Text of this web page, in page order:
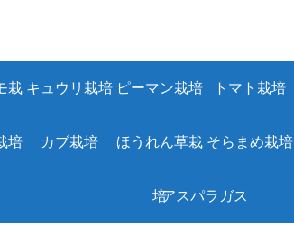
栽 キュウリ栽培 ピーマン栽培 トマト栽培
培 カブ栽培 ほうれん草栽
培
そらまめ栽培
アスパラガス